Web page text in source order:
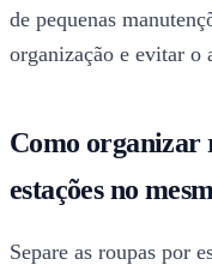
de pequenas
organização e evitar o
Como organizar
estações no
Separe as roupas por